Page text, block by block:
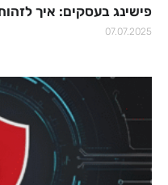
פישינג בעסקים: איך
07.07.2025